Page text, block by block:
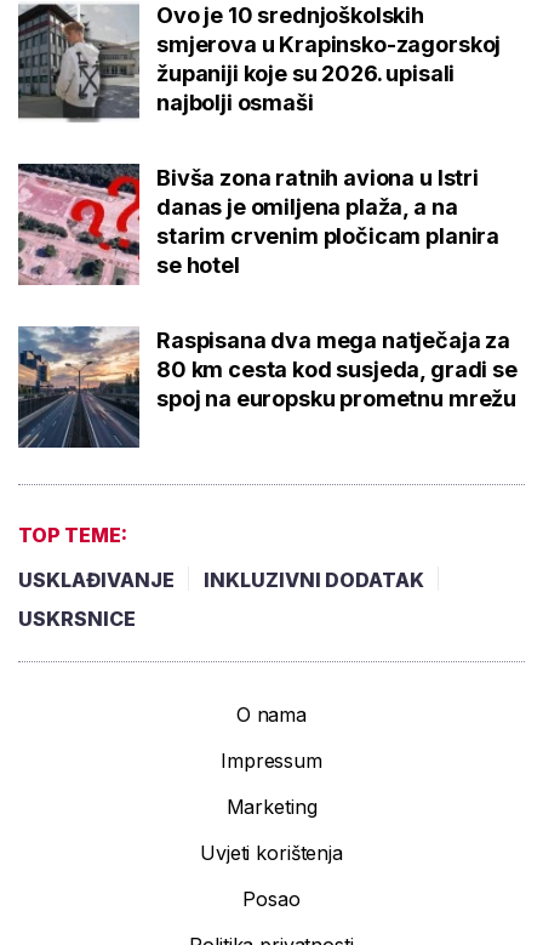
Ovo je 10 srednjoškolskih
smjerova u Krapinsko-zagorskoj
županiji koje su 2026. upisali
najbolji osmaši
Bivša zona ratnih aviona u Istri
danas je omiljena plaža, a na
starim crvenim pločicam planira
se hotel
Raspisana dva mega natječaja za
80 km cesta kod susjeda, gradi se
spoj na europsku prometnu mrežu
TOP TEME:
USKLAĐIVANJE
INKLUZIVNI DODATAK
USKRSNICE
O nama
Impressum
Marketing
Uvjeti korištenja
Posao